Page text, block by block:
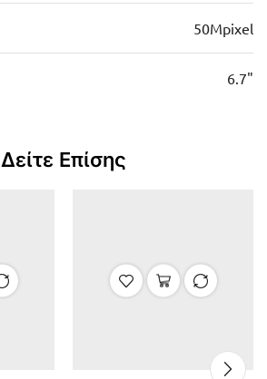
50Mpixel
6.7"
Δείτε Επίσης